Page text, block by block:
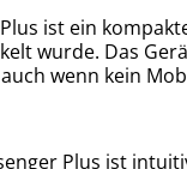
ist ein
wurde. Das
wenn kein
Plus ist